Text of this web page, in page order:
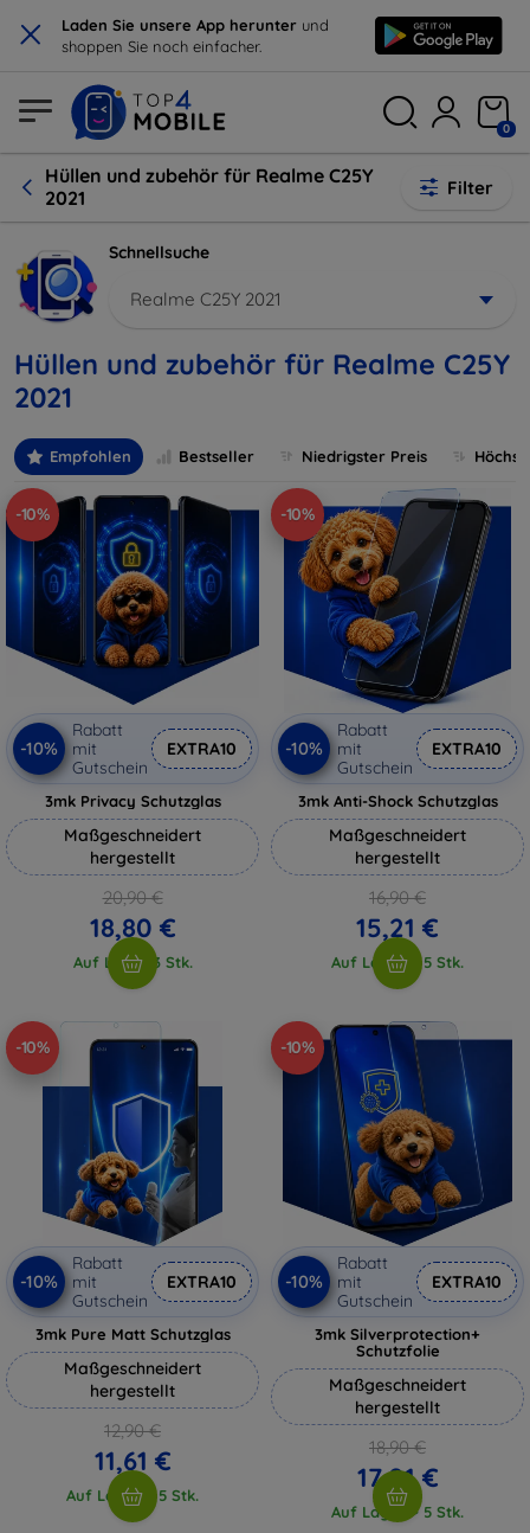
× Laden Sie unsere App herunter und
shoppen Sie noch einfacher.
0
Hüllen und zubehör für Realme C25Y
2021
Filter
Schnellsuche
Realme C25Y 2021
Hüllen und zubehör für Realme C25Y
2021
Empfohlen Bestseller Niedrigster Preis
-10%
-10%
Rabatt
mit
Gutschein
EXTRA10
3mk Privacy Schutzglas
Maßgeschneidert
hergestellt
20,90 €
18,80 €
Auf Lager 3 Stk.
-10%
-10%
Rabatt
mit
Gutschein
EXTRA10
3mk Anti-Shock Schutzglas
Maßgeschneidert
hergestellt
16,90 €
15,21 €
Auf Lager > 5 Stk.
-10%
-10%
Rabatt
mit
Gutschein
EXTRA10
3mk Pure Matt Schutzglas
Maßgeschneidert
hergestellt
12,90 €
11,61 €
Auf Lager > 5 Stk.
-10%
-10%
Rabatt
mit
Gutschein
EXTRA10
3mk Silverprotection+
Schutzfolie
Maßgeschneidert
hergestellt
18,90 €
17,01 €
Auf Lager > 5 Stk.